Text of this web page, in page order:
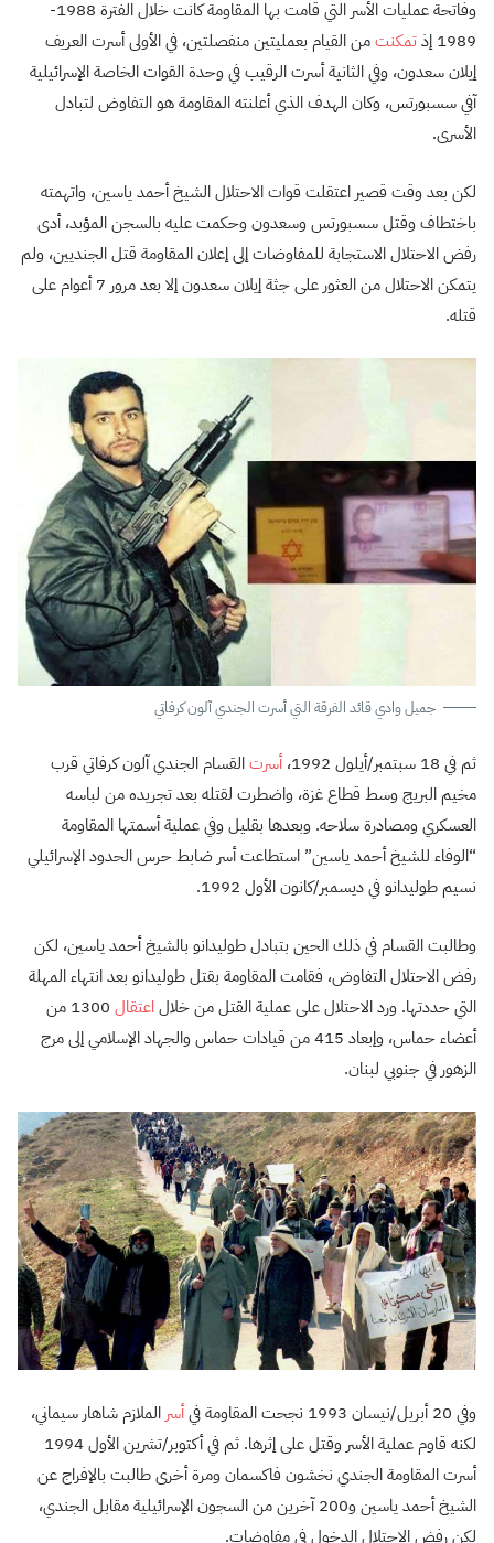
وفاتحة عمليات الأسر التي قامت بها المقاومة كانت خلال الفترة 1988-
1989 إذ
تمكنتمن القيام بعمليتين منفصلتين، في الأولى أسرت العريف
إيلان سعدون، وفي الثانية أسرت الرقيب في وحدة القوات الخاصة الإسرائيلية
آفي سسبورتس، وكان الهدف الذي أعلنته المقاومة هو التفاوض لتبادل
الأسرى.
لكن بعد وقت قصير اعتقلت قوات الاحتلال الشيخ أحمد ياسين، واتهمته
باختطاف وقتل سسبورتس وسعدون وحكمت عليه بالسجن المؤبد، أدى
رفض الاحتلال الاستجابة للمفاوضات إلى إعلان المقاومة قتل الجنديين، ولم
يتمكن الاحتلال من العثور على جثة إيلان سعدون إلا بعد مرور 7 أعوام على
قتله.
جميل وادي قائد الفرقة التي أسرت الجندي آلون كرفاتي
ثم في 18 سبتمبر/أيلول 1992، أسرتالقسام الجندي آلون كرفاتي قرب
مخيم البريج وسط قطاع غزة، واضطرت لقتله بعد تجريده من لباسه
العسكري ومصادرة سلاحه. وبعدها بقليل وفي عملية أسمتها المقاومة
“الوفاء للشيخ أحمد ياسين” استطاعت أسر ضابط حرس الحدود الإسرائيلي
نسيم طوليدانو في ديسمبر/كانون الأول 1992.
وطالبت القسام في ذلك الحين بتبادل طوليدانو بالشيخ أحمد ياسين، لكن
رفض الاحتلال التفاوض، فقامت المقاومة بقتل طوليدانو بعد انتهاء المهلة
التي حددتها. ورد الاحتلال على عملية القتل من خلالاعتقال
1300 من
أعضاء حماس، وإبعاد 415 من قيادات حماس والجهاد الإسلامي إلى مرج
الزهور في جنوبي لبنان.
وفي 20 أبريل/نيسان 1993 نجحت المقاومة في أسر الملازم شاهار سيماني،
لكنه قاوم عملية الأسر وقتل على إثرها. ثم في أكتوبر/تشرين الأول 1994
أسرت المقاومة الجندي نخشون فاكسمان ومرة أخرى طالبت بالإفراج عن
الشيخ أحمد ياسين و200 آخرين من السجون الإسرائيلية مقابل الجندي،
لكن رفض الاحتلال الدخول في مفاوضات.